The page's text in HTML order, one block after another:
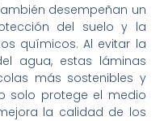
desempeñan un
del suelo y la
químicos. Al evitar la
agua, estas láminas
más sostenibles y
solo protege el medio
la calidad de los